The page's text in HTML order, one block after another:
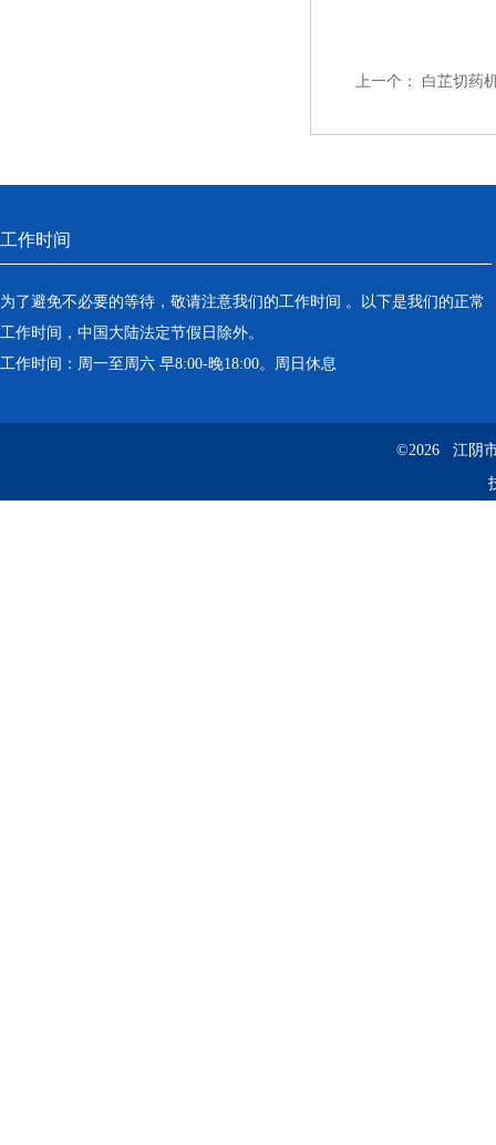
上一个： 白芷切药
工作时间
为了避免不必要的等待，敬请注意我们的工作时间 。以下是我们的正常
工作时间，中国大陆法定节假日除外。
工作时间：周一至周六 早8:00-晚18:00。周日休息
©2026 江阴